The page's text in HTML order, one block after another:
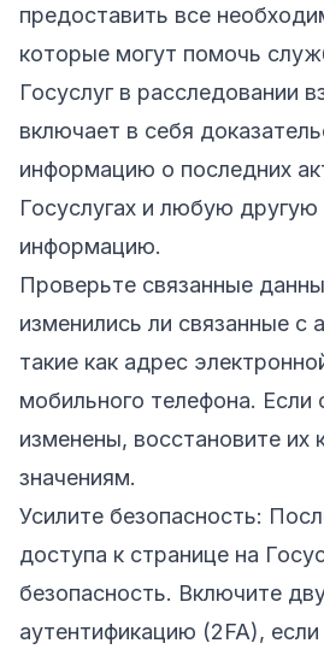
предоставить все
которые могут помочь
Госуслуг в расследовании
включает в себя
информацию о последних
Госуслугах и любую
информацию.
Проверьте связанные
изменились ли связанные с
такие как адрес
мобильного телефона. Если
изменены, восстановите их
значениям.
Усилите безопасность:
доступа к странице на
безопасность. Включите
аутентификацию (2FA),